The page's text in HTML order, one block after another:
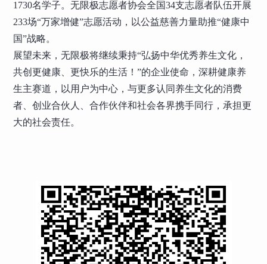
1730名学子。无限极志愿者协会全国34支志愿者队伍开展
233场“万家增健”志愿活动，以公益慈善力量助推“健康中
国”战略。
展望未来，无限极将继续秉持“弘扬中华优秀养生文化，
共创更健康、更快乐的生活！”的企业使命，深耕健康养
生主赛道，以用户为中心，与更多认同养生文化的消费
者、创业合伙人、合作伙伴和社会各界携手同行，承担更
大的社会责任。